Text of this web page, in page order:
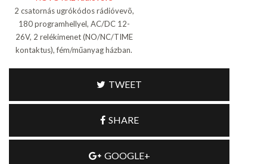
2 csatornás ugrókódos rádióvevõ,
180 programhellyel, AC/DC 12-
26V, 2 relékimenet (NO/NC/TIME
kontaktus), fém/műanyag házban.
TWEET
SHARE
GOOGLE+